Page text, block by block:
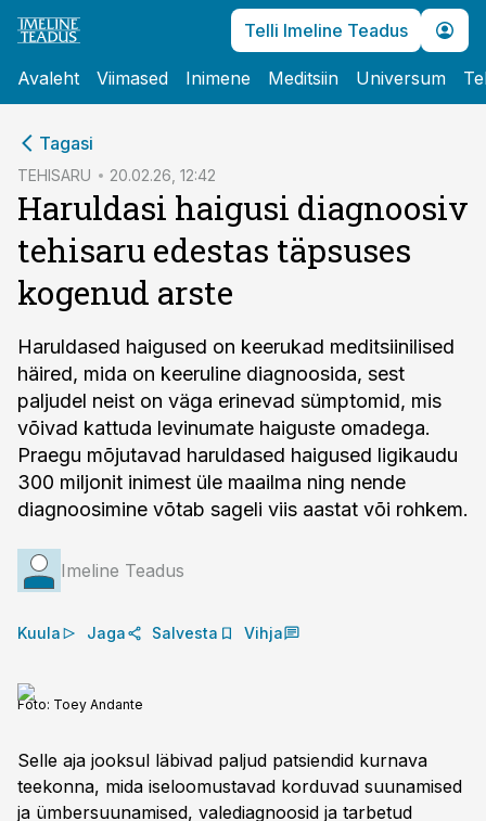
Telli Imeline Teadus
Avaleht Viimased Inimene Meditsiin Universum
Tagasi
TEHISARU 20.02.26, 12:42
Haruldasi haigusi diagnoosiv
tehisaru edestas täpsuses
kogenud arste
Haruldased haigused on keerukad meditsiinilised
häired, mida on keeruline diagnoosida, sest
paljudel neist on väga erinevad sümptomid, mis
võivad kattuda levinumate haiguste omadega.
Praegu mõjutavad haruldased haigused ligikaudu
300 miljonit inimest üle maailma ning nende
diagnoosimine võtab sageli viis aastat või rohkem.
Imeline Teadus
Kuula Jaga Salvesta Vihja
Foto: Toey Andante
Selle aja jooksul läbivad paljud patsiendid kurnava
teekonna, mida iseloomustavad korduvad suunamised
ja ümbersuunamised, valediagnoosid ja tarbetud